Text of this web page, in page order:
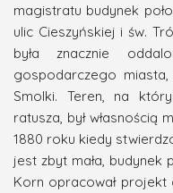
magistratu budynek
ulic Cieszyńskiej i św.
była znacznie
gospodarczego miasta,
Smolki. Teren, na
ratusza, był własnością
1880 roku kiedy
jest zbyt mała, budynek
Korn opracował